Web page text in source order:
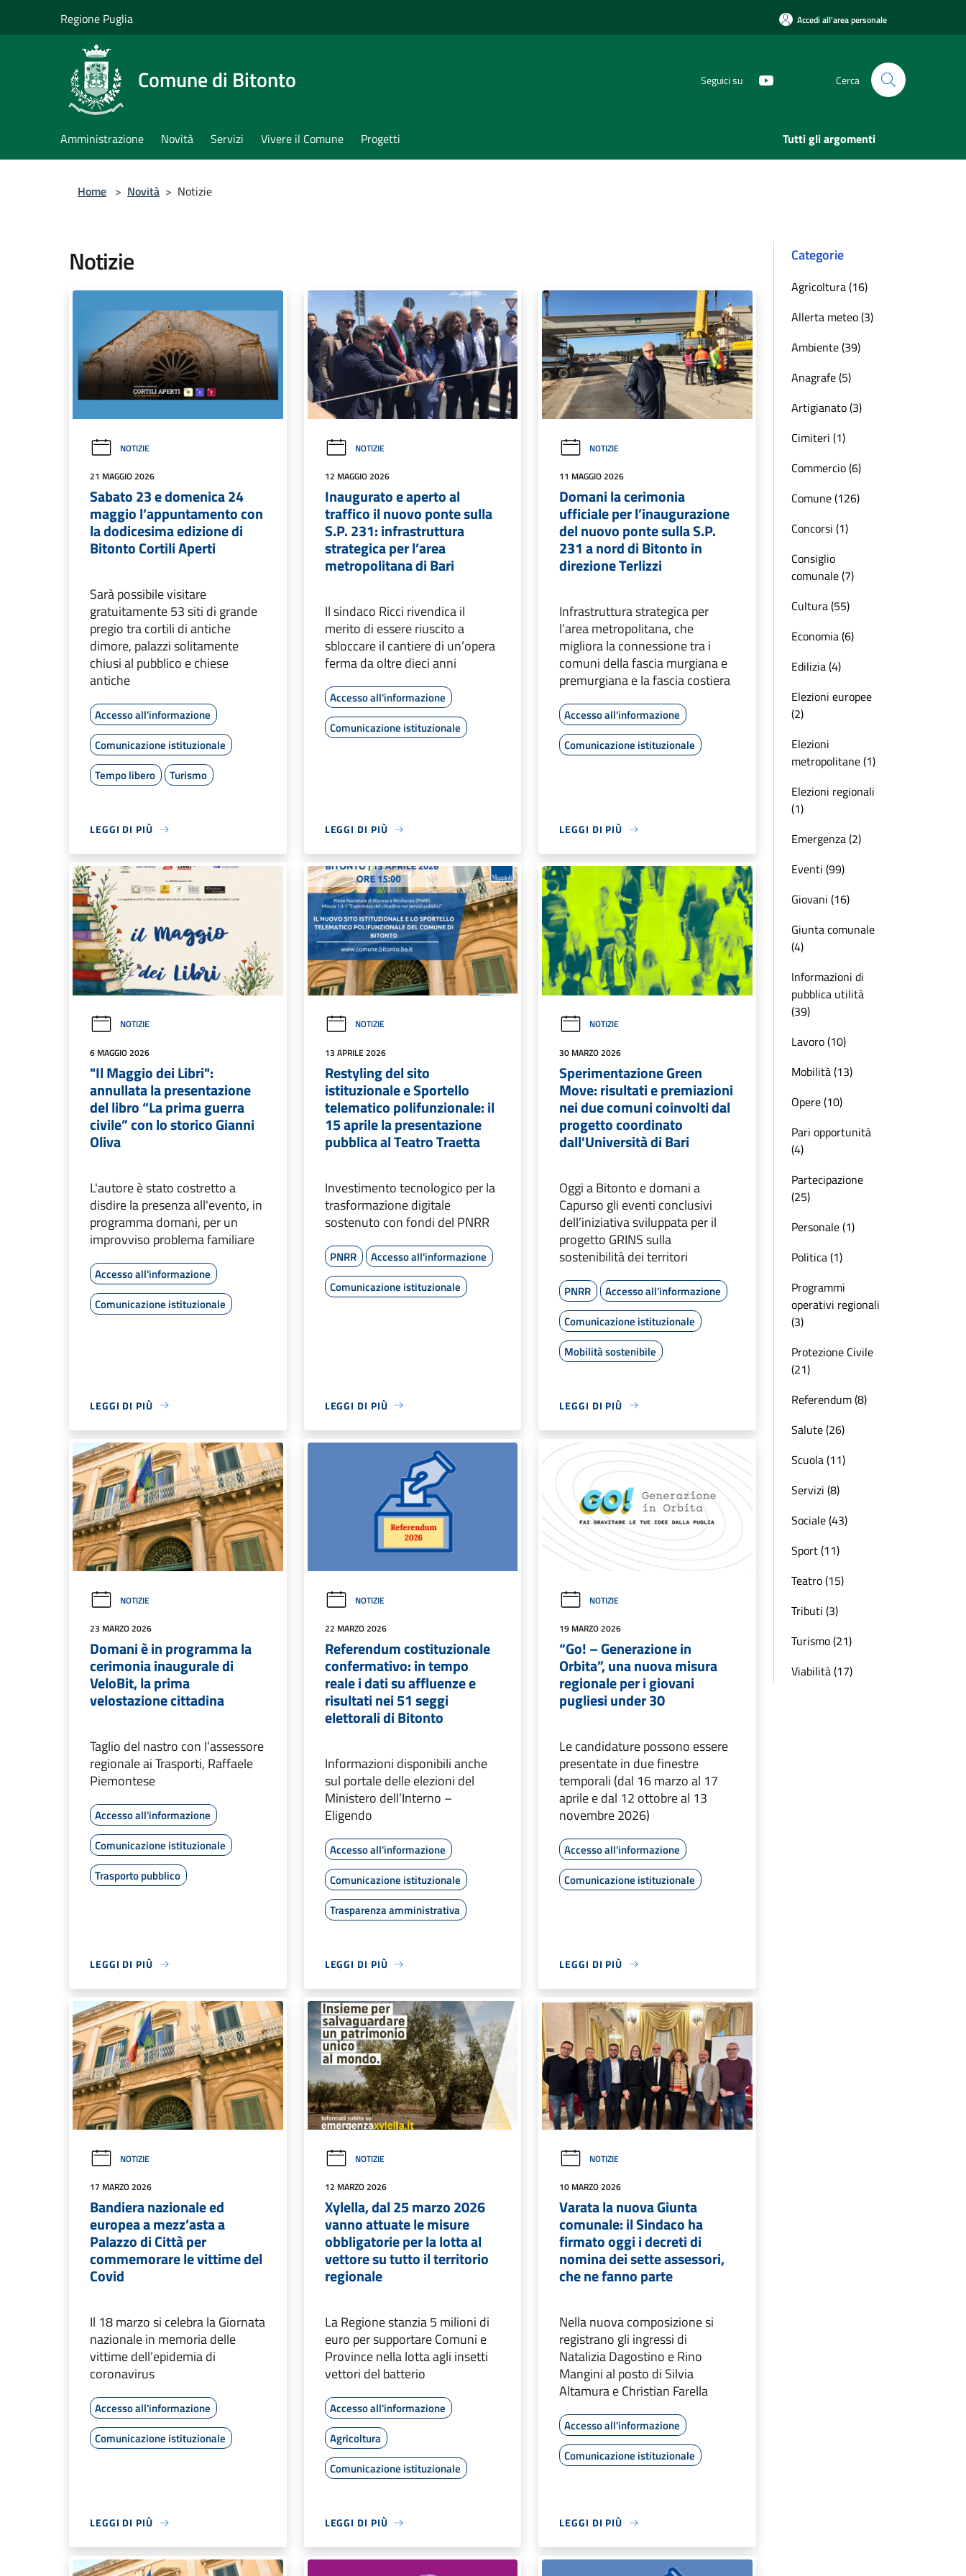
Regione Puglia Accedi all'area personale
Comune di Bitonto Seguici su Cerca
Amministrazione Novità Servizi Vivere il Comune Progetti Tutti gli argomenti
Home > Novità > Notizie
Notizie
NOTIZIE
21 MAGGIO 2026
Sabato 23 e domenica 24
maggio l’appuntamento con
la dodicesima edizione di
Bitonto Cortili Aperti
Sarà possibile visitare
gratuitamente 53 siti di grande
pregio tra cortili di antiche
dimore, palazzi solitamente
chiusi al pubblico e chiese
antiche
Accesso all'informazione
Comunicazione istituzionale
Tempo libero
Turismo
LEGGI DI PIÙ
NOTIZIE
12 MAGGIO 2026
Inaugurato e aperto al
traffico il nuovo ponte sulla
S.P. 231: infrastruttura
strategica per l’area
metropolitana di Bari
Il sindaco Ricci rivendica il
merito di essere riuscito a
sbloccare il cantiere di un’opera
ferma da oltre dieci anni
Accesso all'informazione
Comunicazione istituzionale
LEGGI DI PIÙ
NOTIZIE
11 MAGGIO 2026
Domani la cerimonia
ufficiale per l’inaugurazione
del nuovo ponte sulla S.P.
231 a nord di Bitonto in
direzione Terlizzi
Infrastruttura strategica per
l’area metropolitana, che
migliora la connessione tra i
comuni della fascia murgiana e
premurgiana e la fascia costiera
Accesso all'informazione
Comunicazione istituzionale
LEGGI DI PIÙ
NOTIZIE
6 MAGGIO 2026
"Il Maggio dei Libri":
annullata la presentazione
del libro “La prima guerra
civile” con lo storico Gianni
Oliva
L'autore è stato costretto a
disdire la presenza all'evento, in
programma domani, per un
improvviso problema familiare
Accesso all'informazione
Comunicazione istituzionale
LEGGI DI PIÙ
NOTIZIE
13 APRILE 2026
Restyling del sito
istituzionale e Sportello
telematico polifunzionale: il
15 aprile la presentazione
pubblica al Teatro Traetta
Investimento tecnologico per la
trasformazione digitale
sostenuto con fondi del PNRR
PNRR
Accesso all'informazione
Comunicazione istituzionale
LEGGI DI PIÙ
NOTIZIE
30 MARZO 2026
Sperimentazione Green
Move: risultati e premiazioni
nei due comuni coinvolti dal
progetto coordinato
dall'Università di Bari
Oggi a Bitonto e domani a
Capurso gli eventi conclusivi
dell’iniziativa sviluppata per il
progetto GRINS sulla
sostenibilità dei territori
PNRR
Accesso all'informazione
Comunicazione istituzionale
Mobilità sostenibile
LEGGI DI PIÙ
NOTIZIE
23 MARZO 2026
Domani è in programma la
cerimonia inaugurale di
VeloBit, la prima
velostazione cittadina
Taglio del nastro con l’assessore
regionale ai Trasporti, Raffaele
Piemontese
Accesso all'informazione
Comunicazione istituzionale
Trasporto pubblico
LEGGI DI PIÙ
NOTIZIE
22 MARZO 2026
Referendum costituzionale
confermativo: in tempo
reale i dati su affluenze e
risultati nei 51 seggi
elettorali di Bitonto
Informazioni disponibili anche
sul portale delle elezioni del
Ministero dell’Interno –
Eligendo
Accesso all'informazione
Comunicazione istituzionale
Trasparenza amministrativa
LEGGI DI PIÙ
NOTIZIE
19 MARZO 2026
“Go! – Generazione in
Orbita”, una nuova misura
regionale per i giovani
pugliesi under 30
Le candidature possono essere
presentate in due finestre
temporali (dal 16 marzo al 17
aprile e dal 12 ottobre al 13
novembre 2026)
Accesso all'informazione
Comunicazione istituzionale
LEGGI DI PIÙ
NOTIZIE
17 MARZO 2026
Bandiera nazionale ed
europea a mezz’asta a
Palazzo di Città per
commemorare le vittime del
Covid
Il 18 marzo si celebra la Giornata
nazionale in memoria delle
vittime dell’epidemia di
coronavirus
Accesso all'informazione
Comunicazione istituzionale
LEGGI DI PIÙ
NOTIZIE
12 MARZO 2026
Xylella, dal 25 marzo 2026
vanno attuate le misure
obbligatorie per la lotta al
vettore su tutto il territorio
regionale
La Regione stanzia 5 milioni di
euro per supportare Comuni e
Province nella lotta agli insetti
vettori del batterio
Accesso all'informazione
Agricoltura
Comunicazione istituzionale
LEGGI DI PIÙ
NOTIZIE
10 MARZO 2026
Varata la nuova Giunta
comunale: il Sindaco ha
firmato oggi i decreti di
nomina dei sette assessori,
che ne fanno parte
Nella nuova composizione si
registrano gli ingressi di
Natalizia Dagostino e Rino
Mangini al posto di Silvia
Altamura e Christian Farella
Accesso all'informazione
Comunicazione istituzionale
LEGGI DI PIÙ
Categorie
Agricoltura (16)
Allerta meteo (3)
Ambiente (39)
Anagrafe (5)
Artigianato (3)
Cimiteri (1)
Commercio (6)
Comune (126)
Concorsi (1)
Consiglio
comunale (7)
Cultura (55)
Economia (6)
Edilizia (4)
Elezioni europee
(2)
Elezioni
metropolitane (1)
Elezioni regionali
(1)
Emergenza (2)
Eventi (99)
Giovani (16)
Giunta comunale
(4)
Informazioni di
pubblica utilità
(39)
Lavoro (10)
Mobilità (13)
Opere (10)
Pari opportunità
(4)
Partecipazione
(25)
Personale (1)
Politica (1)
Programmi
operativi regionali
(3)
Protezione Civile
(21)
Referendum (8)
Salute (26)
Scuola (11)
Servizi (8)
Sociale (43)
Sport (11)
Teatro (15)
Tributi (3)
Turismo (21)
Viabilità (17)